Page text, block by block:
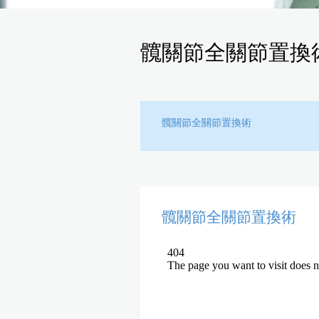
髖關節全關節置換
髖關節全關節置換術
髖關節全關節置換術